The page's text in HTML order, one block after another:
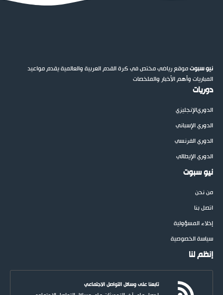
نيو سبوتموقع رياضي مختص في كرة القدم العربية والعالمية يقدم مواعيد
المباريات وأهم الأخبار والملخصات
دوريات
الدوريالإنجليزي
الدوري الإسباني
الدوري الفرنسي
الدوري الإيطالي
نيو سبوت
من نحن
اتصل بنا
إخلاء المسؤولية
سياسة الخصوصية
إنظم لنا
تابعنا على وسائل التواصل الاجتماعي